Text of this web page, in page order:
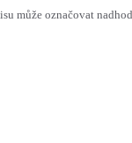
může označovat